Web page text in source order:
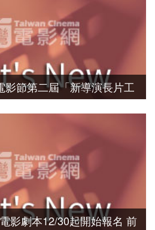
節第二屆「新導演長片工
程助力新導演團隊創作飛
影劇本12/30起開始報名 前